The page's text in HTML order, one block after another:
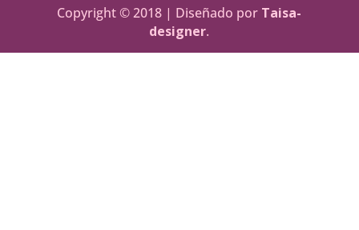
Copyright © 2018 | Diseñado por Taisa-
designer.